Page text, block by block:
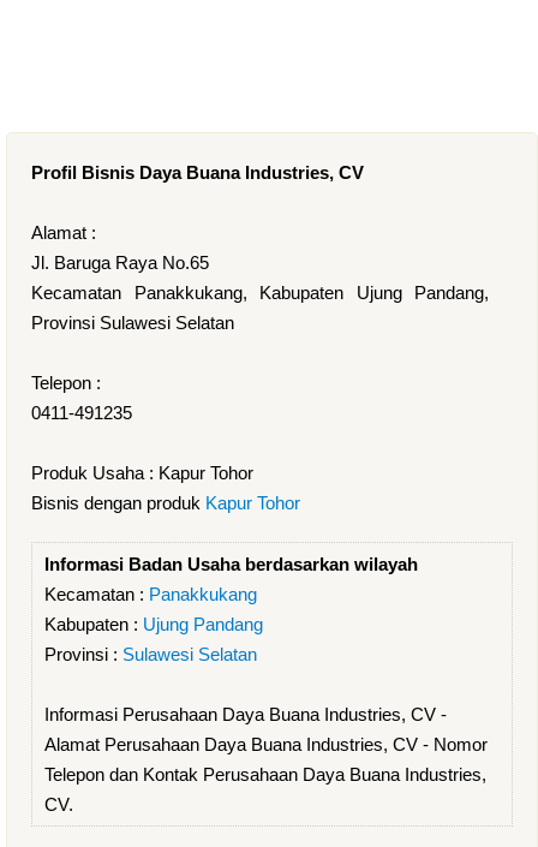
Profil Bisnis Daya Buana Industries, CV
Alamat :
Jl. Baruga Raya No.65
Kecamatan Panakkukang, Kabupaten Ujung Pandang,
Provinsi Sulawesi Selatan
Telepon :
0411-491235
Produk Usaha : Kapur Tohor
Bisnis dengan produk Kapur Tohor
Informasi Badan Usaha berdasarkan wilayah
Kecamatan : Panakkukang
Kabupaten : Ujung Pandang
Provinsi : Sulawesi Selatan
Informasi Perusahaan Daya Buana Industries, CV -
Alamat Perusahaan Daya Buana Industries, CV - Nomor
Telepon dan Kontak Perusahaan Daya Buana Industries,
CV.